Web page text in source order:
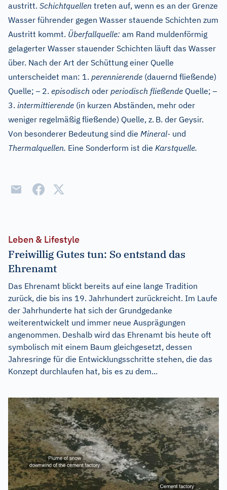
austritt. Schichtquellen treten auf, wenn es an der Grenze
Wasser führender gegen Wasser stauende Schichten zum
Austritt kommt. Überfallquelle: am Rand muldenförmig
gelagerter Wasser stauender Schichten läuft das Wasser
über. Nach der Art der Schüttung einer Quelle
unterscheidet man: 1. perennierende (dauernd fließende)
Quelle;–2. episodisch oder periodisch fließende Quelle;–
3. intermittierende (in kurzen Abständen, mehr oder
weniger regelmäßig fließende) Quelle, z. B. der Geysir.
Von besonderer Bedeutung sind die Mineral- und
Thermalquellen. Eine Sonderform ist die Karstquelle.
Leben & Lifestyle
Freiwillig Gutes tun: So entstand das
Ehrenamt
Das Ehrenamt blickt bereits auf eine lange Tradition
zurück, die bis ins 19. Jahrhundert zurückreicht. Im Laufe
der Jahrhunderte hat sich der Grundgedanke
weiterentwickelt und immer neue Ausprägungen
angenommen. Deshalb wird das Ehrenamt bis heute oft
symbolisch mit einem Baum gleichgesetzt, dessen
Jahresringe für die Entwicklungsschritte stehen, die das
Konzept durchlaufen hat, bis es zu dem...